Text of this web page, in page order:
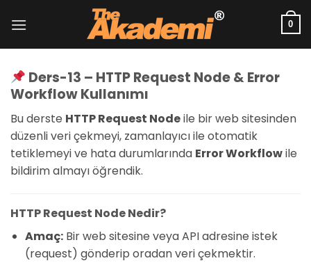
atla
0
Ders-13 – HTTP Request Node & Error
Workflow Kullanımı
Bu derste HTTP Request Nodeile bir web sitesinden
düzenli veri çekmeyi, zamanlayıcı ile otomatik
tetiklemeyi ve hata durumlarında Error Workflowile
bildirim almayı öğrendik.
HTTP Request Node Nedir?
Amaç:Bir web sitesine veya API adresine istek
(request) gönderip oradan veri çekmektir.